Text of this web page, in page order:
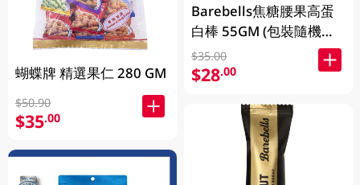
蝴蝶牌 精選果仁 280 GM
$50.90
$35.00
Barebells焦糖腰果高蛋
白棒 55GM (包裝隨機發
放)
$35.00
$28.00